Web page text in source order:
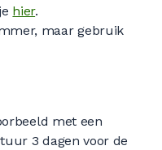
hier.
maar gebruik
met een
3 dagen voor de